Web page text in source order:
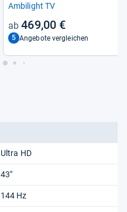
Ambi­light TV
469,00 €
5 Angebote vergleichen
Ultra HD
43"
144 Hz